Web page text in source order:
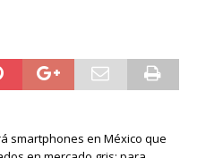
smartphones en México que